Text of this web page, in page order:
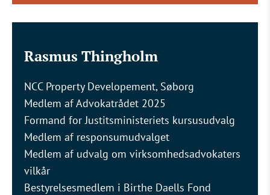
Rasmus Thingholm
NCC Property Developement, Søborg
Medlem af Advokatrådet 2025
Formand for Justitsministeriets kursusudvalg
Medlem af responsumudvalget
Medlem af udvalg om virksomhedsadvokaters
vilkår
Bestyrelsesmedlem i Birthe Daells Fond